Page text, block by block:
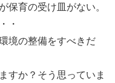
保育の受け皿がない。
・
境の整備をすべきだ
すか？そう思っていま